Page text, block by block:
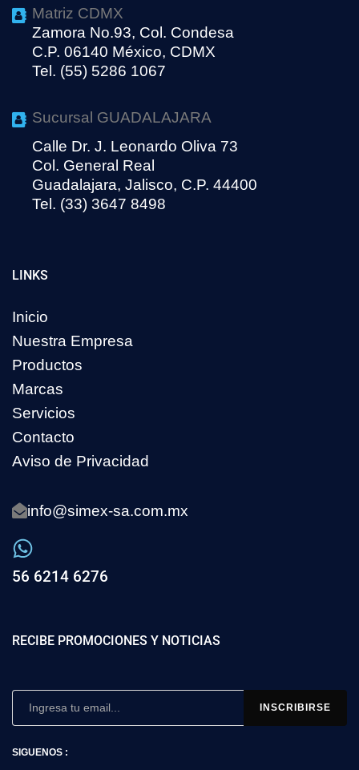
Matriz CDMX
Zamora No.93, Col. Condesa
C.P. 06140 México, CDMX
Tel. (55) 5286 1067
Sucursal GUADALAJARA
Calle Dr. J. Leonardo Oliva 73
Col. General Real
Guadalajara, Jalisco, C.P. 44400
Tel. (33) 3647 8498
LINKS
Inicio
Nuestra Empresa
Productos
Marcas
Servicios
Contacto
Aviso de Privacidad
info@simex-sa.com.mx
56 6214 6276
RECIBE PROMOCIONES Y NOTICIAS
SIGUENOS :